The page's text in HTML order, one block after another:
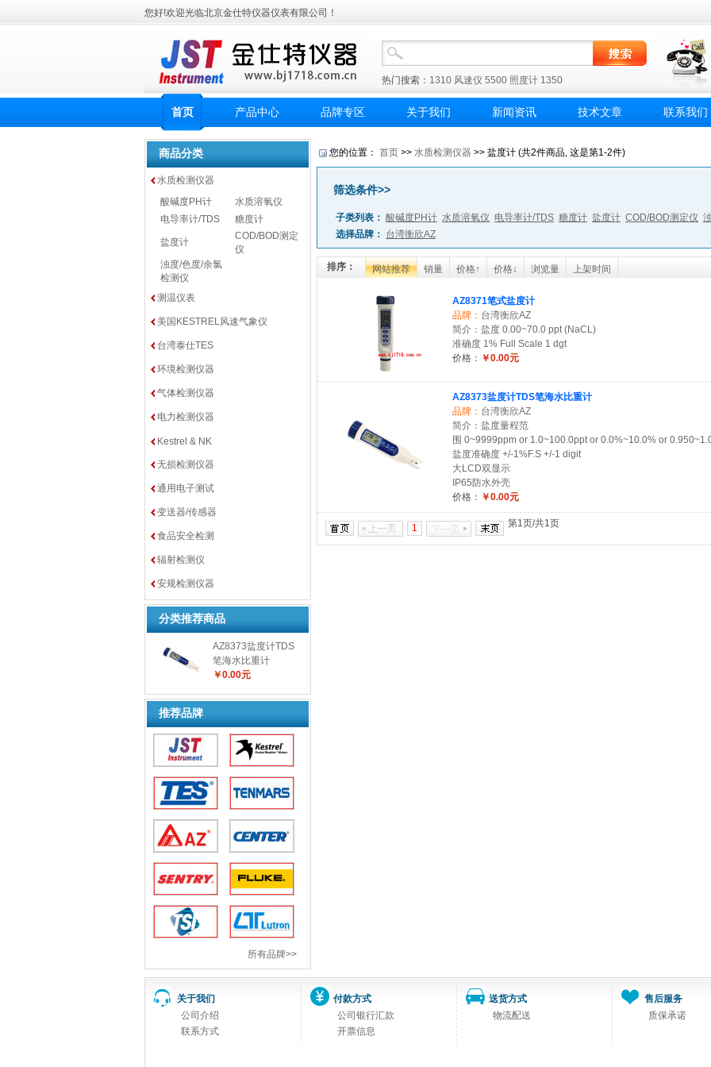
您好!欢迎光临北京金仕特仪器仪表有限公司！
热门搜索： 1310 风速仪 5500 照度计 1350
首页 产品中心 品牌专区 关于我们 新闻资讯 技术文章 联系我们
商品分类
水质检测仪器
酸碱度PH计
水质溶氧仪
电导率计/TDS
糖度计
盐度计
COD/BOD测定
仪
浊度/色度/余氯
检测仪
测温仪表
美国KESTREL风速气象仪
台湾泰仕TES
环境检测仪器
气体检测仪器
电力检测仪器
Kestrel & NK
无损检测仪器
通用电子测试
变送器/传感器
食品安全检测
辐射检测仪
安规检测仪器
分类推荐商品
AZ8373盐度计TDS
笔海水比重计
￥0.00元
推荐品牌
所有品牌>>
您的位置： 首页 >> 水质检测仪器 >> 盐度计 (共2件商品, 这是第1-2件)
筛选条件>>
子类列表： 酸碱度PH计 水质溶氧仪 电导率计/TDS 糖度计 盐度计 COD/BOD测定仪
选择品牌： 台湾衡欣AZ
排序： 网站推荐 销量 价格↑ 价格↓ 浏览量 上架时间
AZ8371笔式盐度计
品牌： 台湾衡欣AZ
简介：盐度 0.00~70.0 ppt (NaCL)
准确度 1% Full Scale 1 dgt
价格： ￥0.00元
AZ8373盐度计TDS笔海水比重计
品牌： 台湾衡欣AZ
简介：盐度量程范
围 0~9999ppm or 1.0~100.0ppt or 0.0%~10.0% or
盐度准确度 +/-1%F.S +/-1 digit
大LCD双显示
IP65防水外壳
价格： ￥0.00元
第1页/共1页
1
关于我们
公司介绍
联系方式
付款方式
公司银行汇款
开票信息
送货方式
物流配送
售后服务
质保承诺